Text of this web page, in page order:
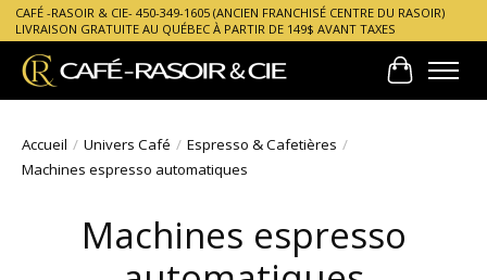
CAFÉ -RASOIR & CIE- 450-349-1605 (ANCIEN FRANCHISÉ CENTRE DU RASOIR)
LIVRAISON GRATUITE AU QUÉBEC À PARTIR DE 149$ AVANT TAXES
Panier
Accueil / Univers Café / Espresso & Cafetières /
Machines espresso automatiques
Machines espresso